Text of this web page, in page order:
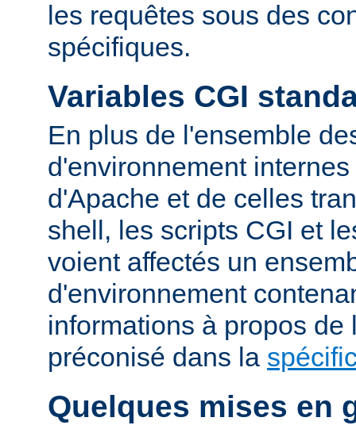
les requêtes sous des
spécifiques.
Variables CGI
En plus de l'ensemble
d'environnement
d'Apache et de celles
shell, les scripts CGI et
voient affectés un
d'environnement
informations à propos de
préconisé dans la
Quelques mises en